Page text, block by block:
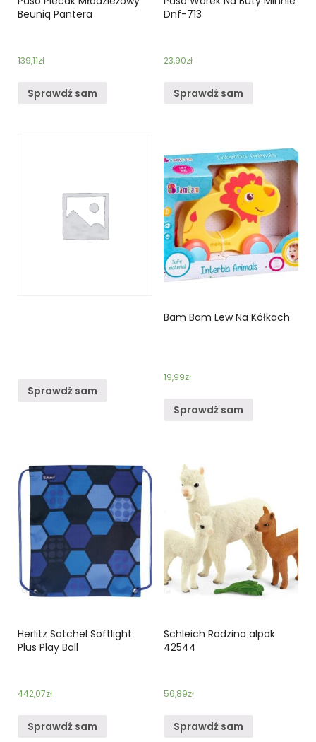
Beuniq Pantera
139,11zł
Sprawdź sam
Dnf-713
23,90zł
Sprawdź sam
Sprawdź sam
Bam Bam Lew Na Kółkach
19,99zł
Sprawdź sam
Herlitz Satchel Softlight
Plus Play Ball
442,07zł
Sprawdź sam
Schleich Rodzina alpak
42544
56,89zł
Sprawdź sam